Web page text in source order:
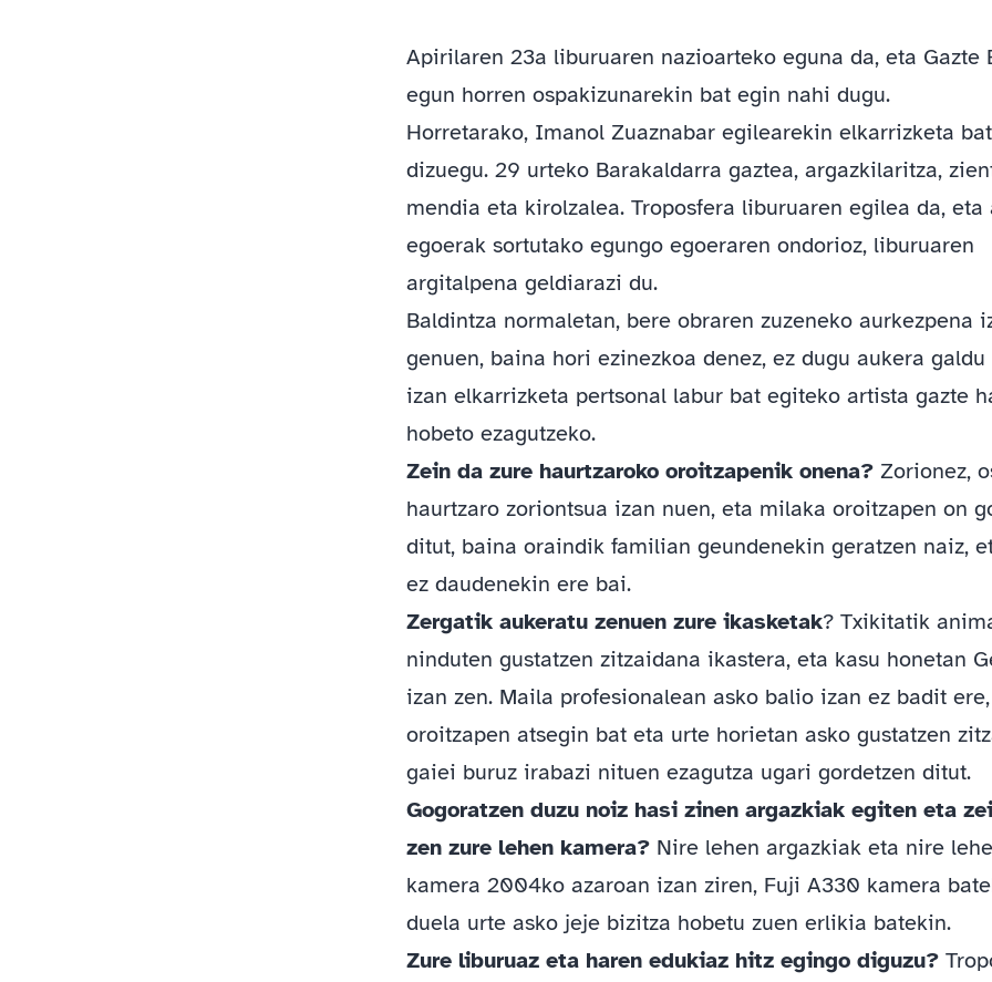
Apirilaren 23a liburuaren nazioarteko eguna da, eta Gazte
egun horren ospakizunarekin bat egin nahi dugu.
Horretarako, Imanol Zuaznabar egilearekin elkarrizketa
dizuegu. 29 urteko Barakaldarra gaztea, argazkilaritza,
mendia eta kirolzalea. Troposfera liburuaren egilea da, eta
egoerak sortutako egungo egoeraren ondorioz, liburuaren
argitalpena geldiarazi du.
Baldintza normaletan, bere obraren zuzeneko aurkezpena
genuen, baina hori ezinezkoa denez, ez dugu aukera galdu
izan elkarrizketa pertsonal labur bat egiteko artista gazte
hobeto ezagutzeko.
Zein da zure haurtzaroko oroitzapenik onena? Zorionez,
haurtzaro zoriontsua izan nuen, eta milaka oroitzapen on
ditut, baina oraindik familian geundenekin geratzen naiz,
ez daudenekin ere bai.
Zergatik aukeratu zenuen zure ikasketak? Txikitatik
ninduten gustatzen zitzaidana ikastera, eta kasu honetan
izan zen. Maila profesionalean asko balio izan ez badit ere,
oroitzapen atsegin bat eta urte horietan asko gustatzen
gaiei buruz irabazi nituen ezagutza ugari gordetzen ditut.
Gogoratzen duzu noiz hasi zinen argazkiak egiten eta
zen zure lehen kamera? Nire lehen argazkiak eta nire
kamera 2004ko azaroan izan ziren, Fuji A330 kamera
duela urte asko jeje bizitza hobetu zuen erlikia batekin.
Zure liburuaz eta haren edukiaz hitz egingo diguzu?